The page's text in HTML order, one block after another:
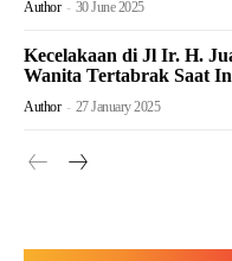
Author - 30 June 2025
Kecelakaan di Jl Ir. H.
Wanita Tertabrak Saat
Author - 27 January 2025